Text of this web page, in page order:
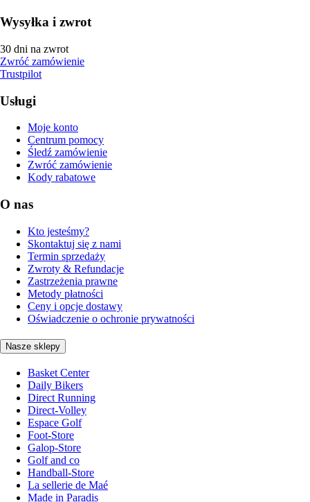
Wysyłka i zwrot
30 dni na zwrot
Zwróć zamówienie
Trustpilot
Usługi
Moje konto
Centrum pomocy
Śledź zamówienie
Zwróć zamówienie
Kody rabatowe
O nas
Kto jesteśmy?
Skontaktuj się z nami
Termin sprzedaży
Zwroty & Refundacje
Zastrzeżenia prawne
Metody płatności
Ceny i opcje dostawy
Oświadczenie o ochronie prywatności
Nasze sklepy
Basket Center
Daily Bikers
Direct Running
Direct-Volley
Espace Golf
Foot-Store
Galop-Store
Golf and co
Handball-Store
La sellerie de Maé
Made in Paradis